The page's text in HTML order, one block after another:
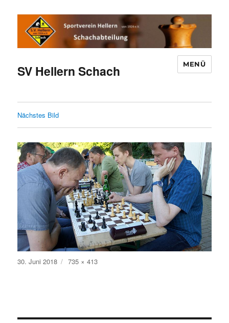
SV Hellern Schach MENÜ
Nächstes Bild
Veröffentlicht
am
30. Juni 2018 Volle
Größe
735 × 413